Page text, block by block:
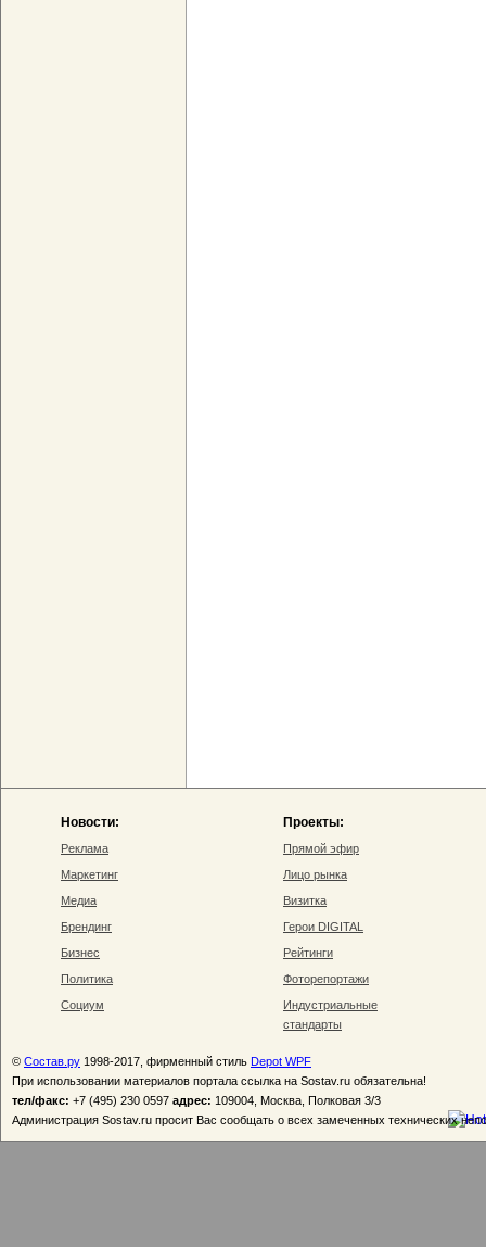
Новости:
Реклама
Маркетинг
Медиа
Брендинг
Бизнес
Политика
Социум
Проекты:
Прямой эфир
Лицо рынка
Визитка
Герои DIGITAL
Рейтинги
Фоторепортажи
Индустриальные
стандарты
© Состав.ру 1998-2017, фирменный стиль Depot WPF
При использовании материалов портала ссылка на Sostav.ru обязательна!
тел/факс: +7 (495) 230 0597 адрес: 109004, Москва, Полковая 3/3
Администрация Sostav.ru просит Вас сообщать о всех замеченных технических